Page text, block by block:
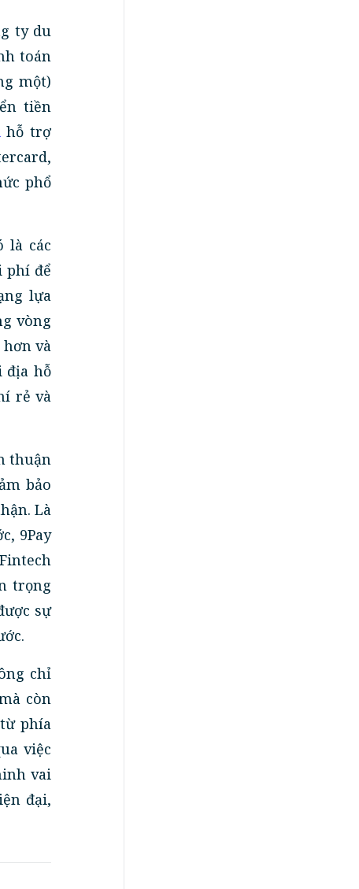
ty du
toán
một)
tiền
hỗ trợ
phổ
là các
phí để
lựa
vòng
và
địa hỗ
rẻ và
thuận
bảo
Là
9Pay
trọng
sự
chỉ
còn
phía
việc
vai
đại,